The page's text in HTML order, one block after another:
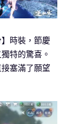
時裝，節慶
特的驚喜。
塞滿了願望